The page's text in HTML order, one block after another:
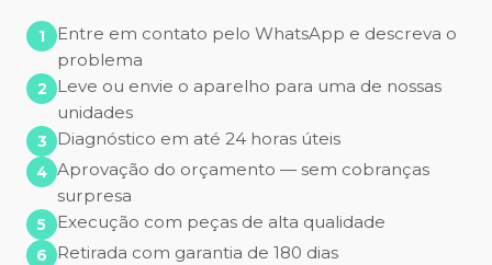
Entre em contato pelo WhatsApp e descreva o
problema
Leve ou envie o aparelho para uma de nossas
unidades
Diagnóstico em até 24 horas úteis
Aprovação do orçamento — sem cobranças
surpresa
Execução com peças de alta qualidade
Retirada com garantia de 180 dias